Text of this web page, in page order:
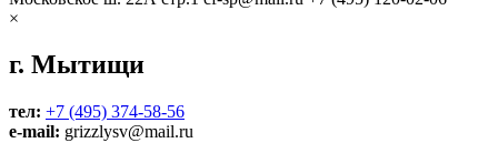
×
г. Мытищи
тел: +7 (495) 374-58-56
e-mail: grizzlysv@mail.ru